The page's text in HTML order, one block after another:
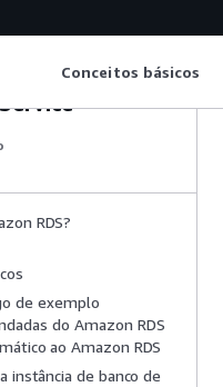
Conceitos básicos
RDS?
de exemplo
do Amazon RDS
ao Amazon RDS
instância de banco de